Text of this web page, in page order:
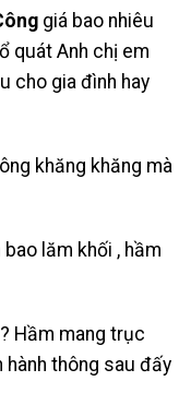
giá bao nhiêu
quát Anh chị em
cho gia đình hay
khăng khăng mà
lăm khối , hầm
Hầm mang trục
thông sau đấy